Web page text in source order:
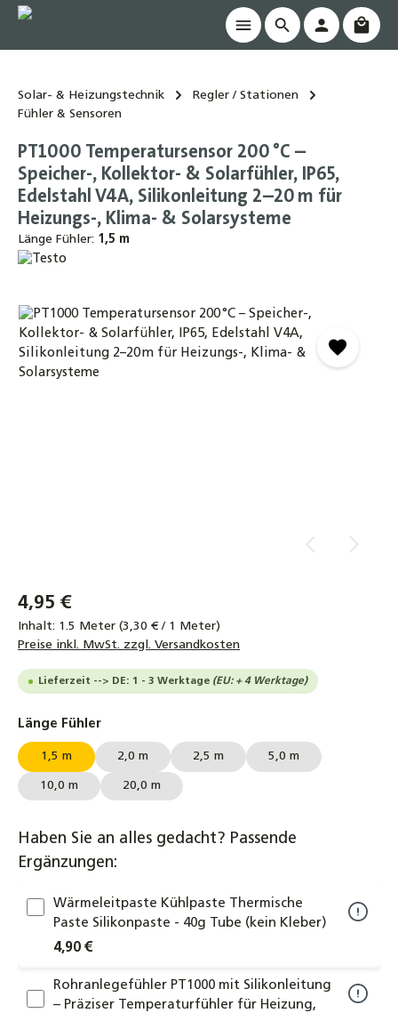
springen
Solar- & Heizungstechnik
Regler / Stationen
Fühler & Sensoren
PT1000 Temperatursensor 200 °C –
Speicher-, Kollektor- & Solarfühler, IP65,
Edelstahl V4A, Silikonleitung 2–20 m für
Heizungs-, Klima- & Solarsysteme
Länge Fühler: 1,5 m
Bildergalerie überspringen
4,95 €
Inhalt: 1.5 Meter (3,30 € / 1 Meter)
Preise inkl. MwSt. zzgl. Versandkosten
Lieferzeit --> DE: 1 - 3 Werktage (EU: + 4 Werktage)
Länge Fühlerauswählen
1,5 m 2,0 m 2,5 m 5,0 m
10,0 m 20,0 m
Haben Sie an alles gedacht? Passende
Ergänzungen:
Wärmeleitpaste Kühlpaste Thermische
Paste Silikonpaste - 40g Tube (kein Kleber)
4,90 €
Rohranlegefühler PT1000 mit Silikonleitung
– Präziser Temperaturfühler für Heizung,